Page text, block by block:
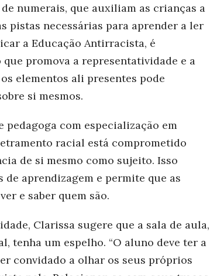
numerais, que auxiliam as crianças a
pistas necessárias para aprender a ler
a Educação Antirracista, é
promova a representatividade e a
elementos ali presentes pode
si mesmos.
pedagoga com especialização em
racial está comprometido
de si mesmo como sujeito. Isso
aprendizagem e permite que as
e saber quem são.
Clarissa sugere que a sala de aula,
tenha um espelho. “O aluno deve ter a
convidado a olhar os seus próprios